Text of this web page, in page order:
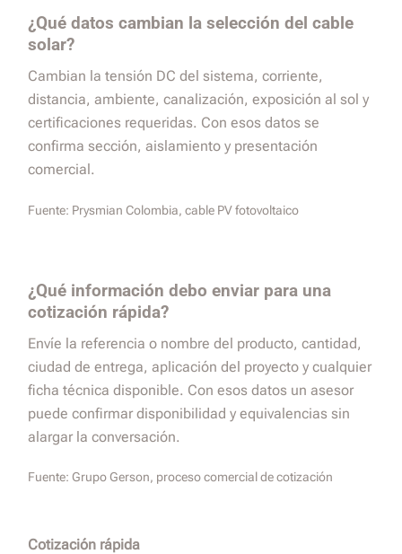
¿Qué datos cambian la selección del cable
solar?
Cambian la tensión DC del sistema, corriente,
distancia, ambiente, canalización, exposición al sol y
certificaciones requeridas. Con esos datos se
confirma sección, aislamiento y presentación
comercial.
Fuente: Prysmian Colombia, cable PV fotovoltaico
¿Qué información debo enviar para una
cotización rápida?
Envíe la referencia o nombre del producto, cantidad,
ciudad de entrega, aplicación del proyecto y cualquier
ficha técnica disponible. Con esos datos un asesor
puede confirmar disponibilidad y equivalencias sin
alargar la conversación.
Fuente: Grupo Gerson, proceso comercial de cotización
Cotización rápida